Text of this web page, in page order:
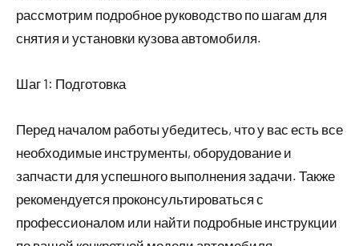
рассмотрим подробное руководство по шагам для
снятия и установки кузова автомобиля.
Шаг 1: Подготовка
Перед началом работы убедитесь, что у вас есть все
необходимые инструменты, оборудование и
запчасти для успешного выполнения задачи. Также
рекомендуется проконсультироваться с
профессионалом или найти подробные инструкции